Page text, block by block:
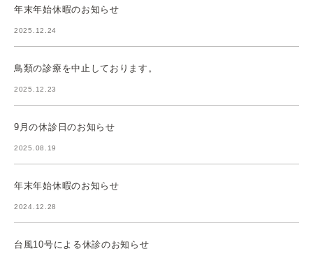
年末年始休暇のお知らせ
2025.12.24
鳥類の診療を中止しております。
2025.12.23
9月の休診日のお知らせ
2025.08.19
年末年始休暇のお知らせ
2024.12.28
台風10号による休診のお知らせ